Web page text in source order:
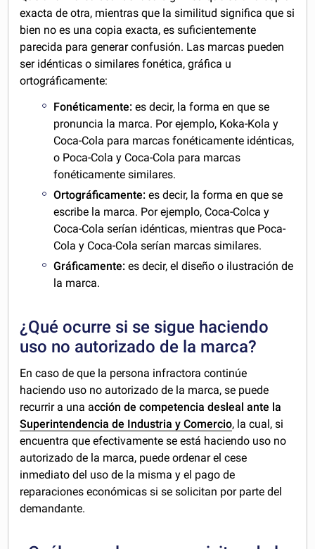
exacta de otra, mientras que la similitud significa que si
bien no es una copia exacta, es suficientemente
parecida para generar confusión. Las marcas pueden
ser idénticas o similares fonética, gráfica u
ortográficamente:
Fonéticamente: es decir, la forma en que se
pronuncia la marca. Por ejemplo, Koka-Kola y
Coca-Cola para marcas fonéticamente idénticas,
o Poca-Cola y Coca-Cola para marcas
fonéticamente similares.
Ortográficamente:es decir, la forma en que se
escribe la marca. Por ejemplo, Coca-Colca y
Coca-Cola serían idénticas, mientras que Poca-
Cola y Coca-Cola serían marcas similares.
Gráficamente:es decir, el diseño o ilustración de
la marca.
¿Qué ocurre si se sigue haciendo
uso no autorizado de la marca?
En caso de que la persona infractora continúe
haciendo uso no autorizado de la marca, se puede
recurrir a una acción de competencia desleal ante la
Superintendencia de Industria y Comercio, la cual, si
encuentra que efectivamente se está haciendo uso no
autorizado de la marca, puede ordenar el cese
inmediato del uso de la misma y el pago de
reparaciones económicas si se solicitan por parte del
demandante.